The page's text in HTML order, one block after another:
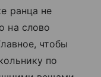
ранца не
на слово
чтобы
по